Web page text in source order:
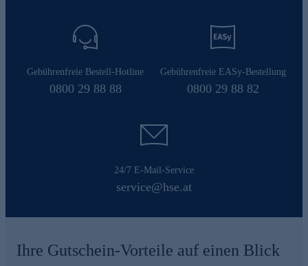
Gebührenfreie Bestell-Hotline
0800 29 88 88
Gebührenfreie EASy-Bestellung
0800 29 88 82
24/7 E-Mail-Service
service@hse.at
Ihre Gutschein-Vorteile auf einen Blick